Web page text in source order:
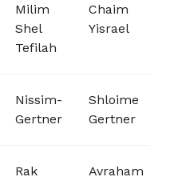
Milim
Shel
Tefilah
Chaim
Yisrael
Nissim-
Gertner
Shloime
Gertner
Rak
Avraham